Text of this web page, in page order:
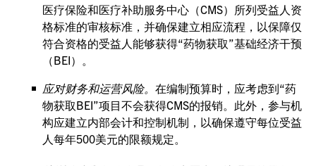
医疗保险和医疗补助服务中心（CMS）所列受益人资
格标准的审核标准，并确保建立相应流程，以保障仅
符合资格的受益人能够获得“药物获取”基础经济干预
（BEI）。
应对财务和运营风险。 在编制预算时，应考虑到“药
物获取BEI”项目不会获得CMS的报销。此外，参与机
构应建立内部会计和控制机制，以确保遵守每位受益
人每年500美元的限额规定。